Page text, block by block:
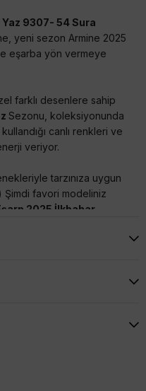
9307- 54 Sura
yeni sezon Armine 2025
eşarba yön vermeye
farklı desenlere sahip
Sezonu, koleksiyonunda
canlı renkleri ve
veriyor.
tarzınıza uygun
Şimdi favori modeliniz
2025 İlkbahar
durur.